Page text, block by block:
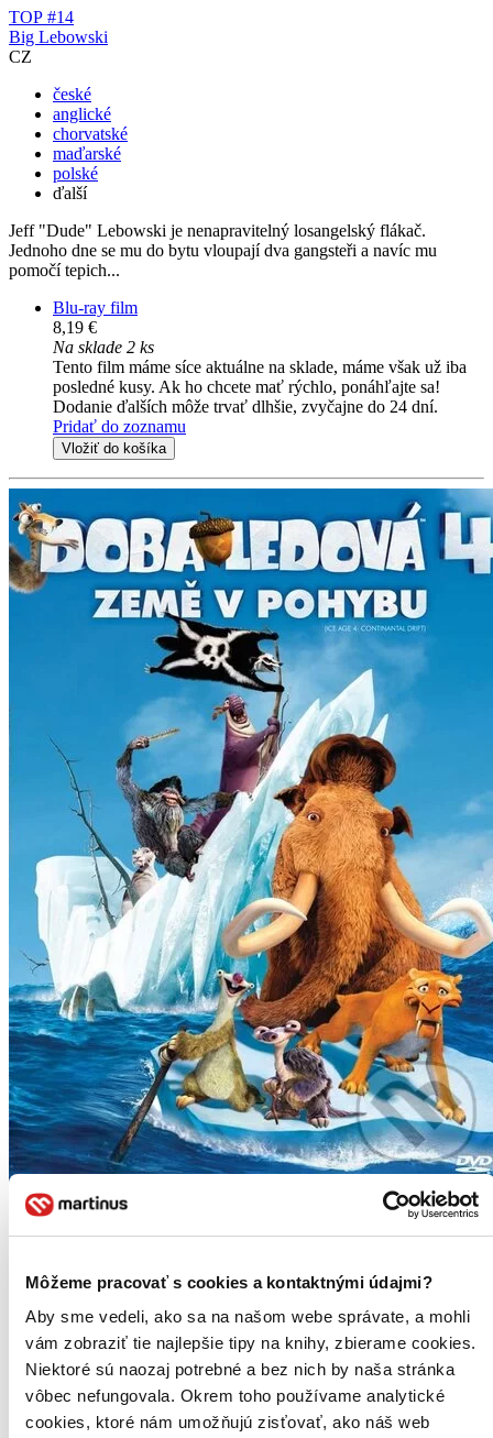
Môžeme pracovať s cookies a kontaktnými údajmi?
Aby sme vedeli, ako sa na našom webe správate, a mohli
vám zobraziť tie najlepšie tipy na knihy, zbierame cookies.
Niektoré sú naozaj potrebné a bez nich by naša stránka
vôbec nefungovala. Okrem toho používame analytické
cookies, ktoré nám umožňujú zisťovať, ako náš web
TOP #14
Big Lebowski
CZ
české
anglické
chorvatské
maďarské
polské
ďalší
Jeff "Dude" Lebowski je nenapravitelný losangelský flákač.
Jednoho dne se mu do bytu vloupají dva gangsteři a navíc mu
pomočí tepich...
Blu-ray film
8,19 €
Na sklade 2 ks
Tento film máme síce aktuálne na sklade, máme však už iba
posledné kusy. Ak ho chcete mať rýchlo, ponáhľajte sa!
Dodanie ďalších môže trvať dlhšie, zvyčajne do 24 dní.
Pridať do zoznamu
Vložiť do košíka
Doba ledová 4: Země v pohybu
slovenské
chorvatské
slovinské
Scratova praštěná snaha o nalezení prokletého žaludu, po kterém
pátrá od úsvitu času, má následky měnící svět - rozlomení
kontinentu. To přinese Mannymu, Diegovi a Sidovi dosud největší